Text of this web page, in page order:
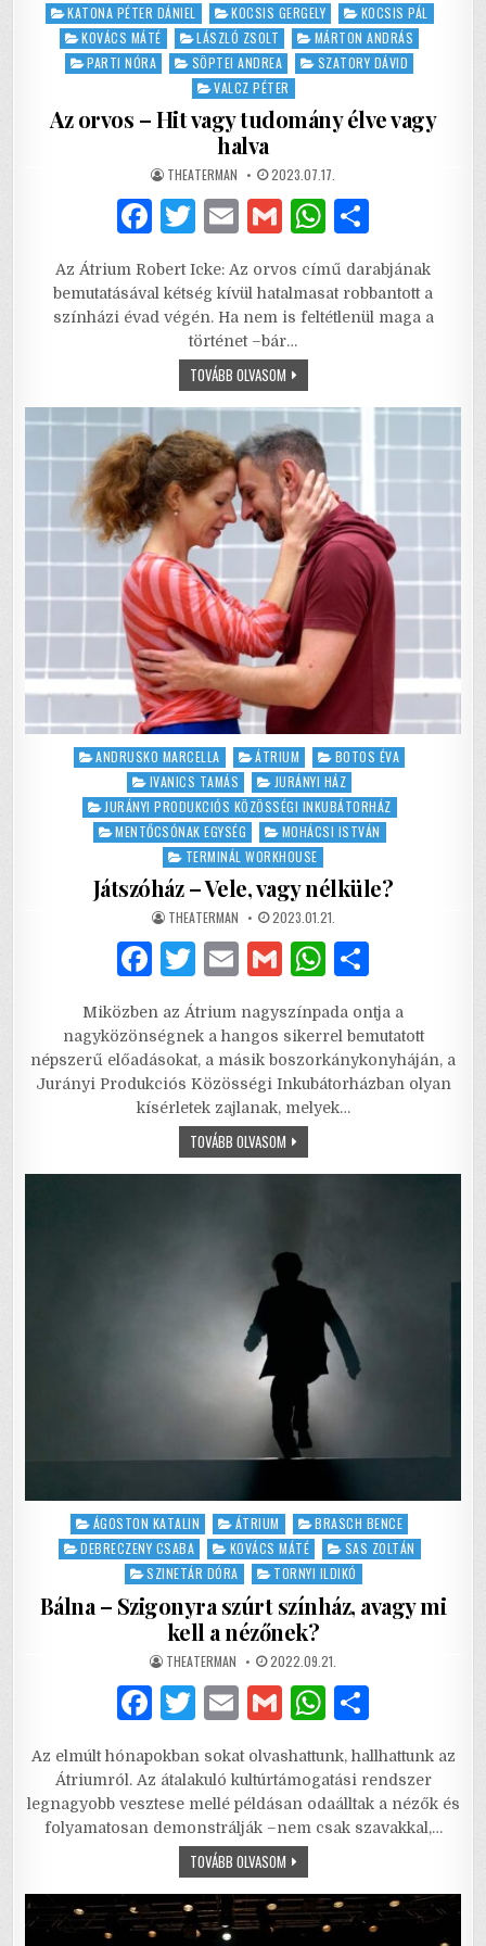
in
KATONA PÉTER DÁNIEL
KOCSIS GERGELY
KOCSIS PÁL
KOVÁCS MÁTÉ
LÁSZLÓ ZSOLT
MÁRTON ANDRÁS
PARTI NÓRA
SÖPTEI ANDREA
SZATORY DÁVID
VALCZ PÉTER
Az orvos – Hit vagy tudomány élve vagy
halva
AUTHOR:
THEATERMAN PUBLISHED
DATE:
2023.07.17.
F
c
e
b
o
k
T
it
te
r
E
ai
l
G
ai
l
W
at
s
p
ar
e
Az Átrium Robert Icke: Az orvos című darabjának
bemutatásával kétség kívül hatalmasat robbantott a
színházi évad végén. Ha nem is feltétlenül maga a
történet –bár…
TOVÁBB OLVASOMAZ
ORVOS
HIT
VAGY
TUDOMÁNY
ÉLVE
VAGY
HALVA
Posted
ANDRUSKO MARCELLA ÁTRIUM
BOTOS ÉVA
IVANICS TAMÁS
JURÁNYI HÁZ
JURÁNYI PRODUKCIÓS KÖZÖSSÉGI INKUBÁTORHÁZ
MENTŐCSÓNAK EGYSÉG
MOHÁCSI ISTVÁN
TERMINÁL WORKHOUSE
Játszóház – Vele, vagy nélküle?
AUTHOR:
THEATERMAN PUBLISHED
DATE:
2023.01.21.
F
c
e
b
o
T
it
te
r
E
ai
l
G
ai
l
W
at
s
A
p
ar
e
Miközben az Átrium nagyszínpada ontja a
nagyközönségnek a hangos sikerrel bemutatott
népszerű előadásokat, a másik boszorkánykonyháján, a
Jurányi Produkciós Közösségi Inkubátorházban olyan
kísérletek zajlanak, melyek…
TOVÁBB OLVASOMJÁTSZÓHÁZ
–
Posted
in
ÁGOSTON KATALIN ÁTRIUM
BRASCH BENCE
DEBRECZENY CSABA
KOVÁCS MÁTÉ
SAS ZOLTÁN
SZINETÁR DÓRA
TORNYI ILDIKÓ
Bálna – Szigonyra szúrt színház, avagy mi
kell a nézőnek?
AUTHOR:
THEATERMAN PUBLISHED
DATE:
2022.09.21.
F
c
e
b
o
T
it
te
r
E
ai
l
G
ai
l
W
at
s
A
p
ar
e
Az elmúlt hónapokban sokat olvashattunk, hallhattunk az
Átriumról. Az átalakuló kultúrtámogatási rendszer
legnagyobb vesztese mellé példásan odaálltak a nézők és
folyamatosan demonstrálják –nem csak szavakkal,…
TOVÁBB OLVASOMBÁLNA
–
SZIGONYRA
SZÚRT
SZÍNHÁZ,
AVAGY